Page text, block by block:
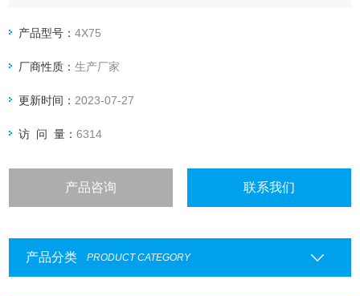
产品型号：4X75
厂商性质：生产厂家
更新时间： 2023-07-27
访 问 量：6314
产品咨询 联系我们
产品分类 PRODUCT CATEGORY